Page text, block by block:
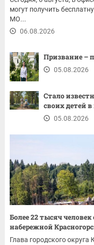
могут получить
МО...
06.08.2026
Призвание –
05.08.2026
Стало
своих детей
05.08.2026
Более 22 тысяч
набережной
Глава городского